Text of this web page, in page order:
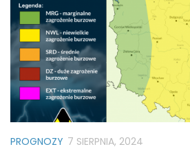
PROGNOZY 7 SIERPNIA, 2024